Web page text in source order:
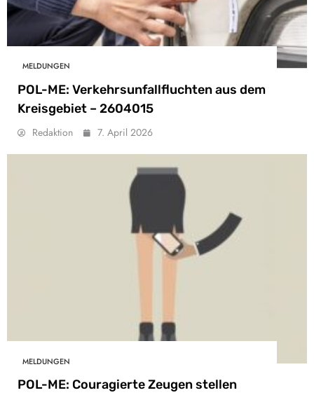
MELDUNGEN
POL-ME: Verkehrsunfallfluchten aus dem
Kreisgebiet – 2604015
Redaktion 7. April 2026
MELDUNGEN
POL-ME: Couragierte Zeugen stellen